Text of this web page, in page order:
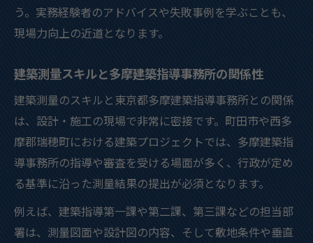
う。実務経験者のアドバイスや失敗事例を学ぶことも、
現場力向上の近道となります。
建築測量スキルと多摩建築指導事務所の関係性
建築測量のスキルと東京都多摩建築指導事務所との関係
は、設計・施工の現場で非常に密接です。町田市や西多
摩郡瑞穂町における建築プロジェクトでは、多摩建築指
導事務所の指導や審査を受ける場面が多く、行政が定め
る基準に沿った測量結果の提出が必須となります。
例えば、建築指導第一課や第二課、第三課などの担当部
署は、測量図面や設計図の内容、そして敷地条件や垂直